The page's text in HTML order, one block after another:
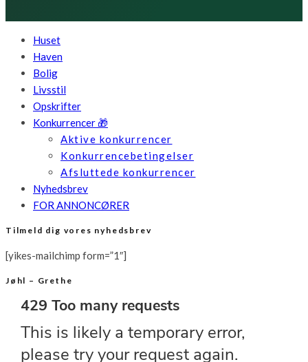
Huset
Haven
Bolig
Livsstil
Opskrifter
Konkurrencer 🎁
Aktive konkurrencer
Konkurrencebetingelser
Afsluttede konkurrencer
Nyhedsbrev
FOR ANNONCØRER
Tilmeld dig vores nyhedsbrev
[yikes-mailchimp form=”1″]
Jøhl – Grethe